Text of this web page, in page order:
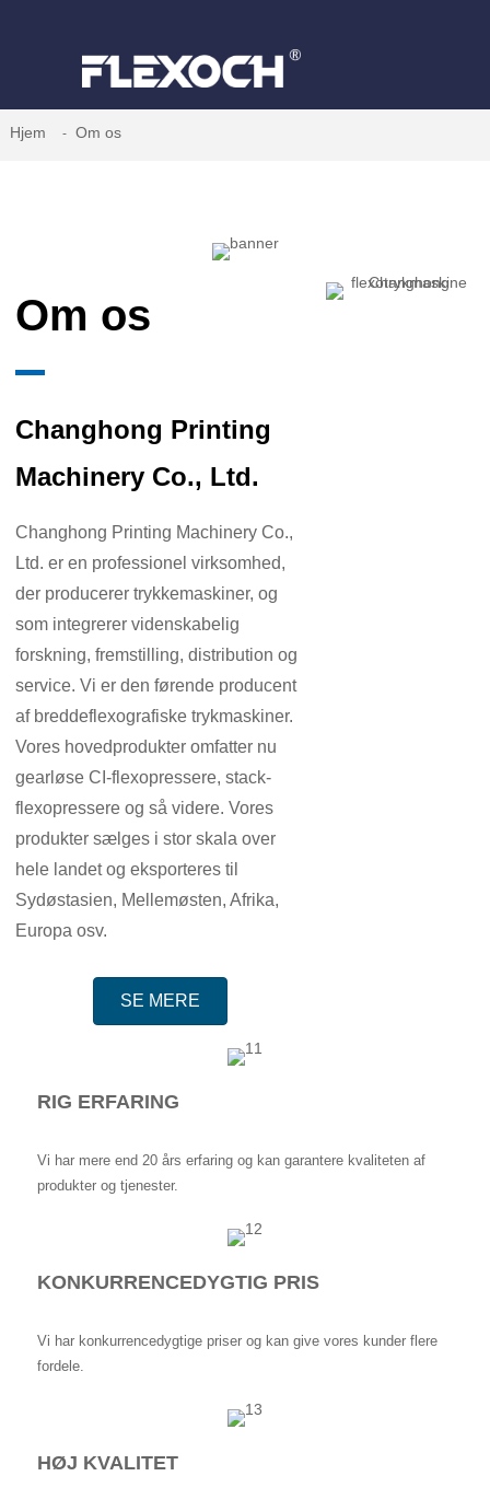
Hjem Om os
Om os
Changhong Printing
Machinery Co., Ltd.
Changhong Printing Machinery Co.,
Ltd. er en professionel virksomhed,
der producerer trykkemaskiner, og
som integrerer videnskabelig
forskning, fremstilling, distribution og
service. Vi er den førende producent
af breddeflexografiske trykmaskiner.
Vores hovedprodukter omfatter nu
gearløse CI-flexopressere, stack-
flexopressere og så videre. Vores
produkter sælges i stor skala over
hele landet og eksporteres til
Sydøstasien, Mellemøsten, Afrika,
Europa osv.
SE MERE
RIG ERFARING
Vi har mere end 20 års erfaring og kan garantere kvaliteten af ​​
produkter og tjenester.
KONKURRENCEDYGTIG PRIS
Vi har konkurrencedygtige priser og kan give vores kunder flere
fordele.
HØJ KVALITET